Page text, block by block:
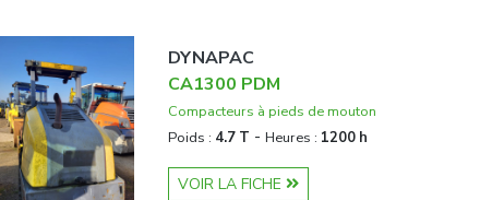
DYNAPAC
CA1300 PDM
Compacteurs à pieds de mouton
Poids : 4.7 T - Heures : 1200 h
VOIR LA FICHE